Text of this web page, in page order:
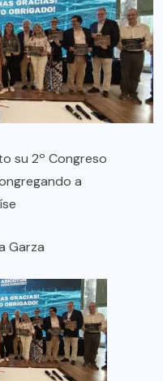
su 2º Congreso
a
Garza